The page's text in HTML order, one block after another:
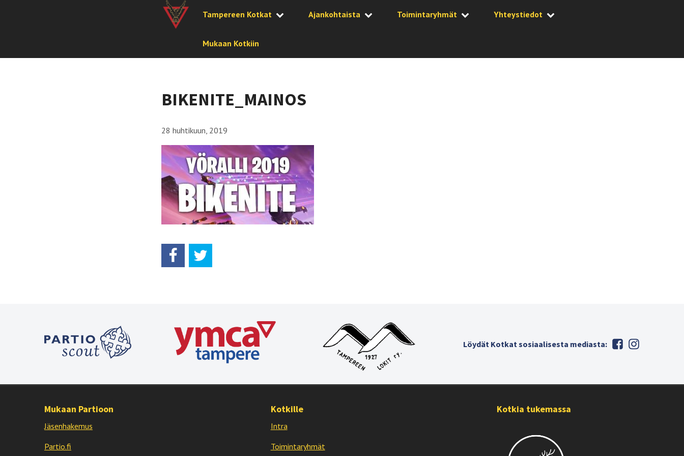
Tampereen Kotkat Ajankohtaista Toimintaryhmät Yhteystiedot
Mukaan Kotkiin
BIKENITE_MAINOS
28 huhtikuun, 2019
Löydät Kotkat sosiaalisesta mediasta:
Mukaan Partioon
Jäsenhakemus
Partio.fi
Kotkille
Intra
Toimintaryhmät
Kotkia tukemassa